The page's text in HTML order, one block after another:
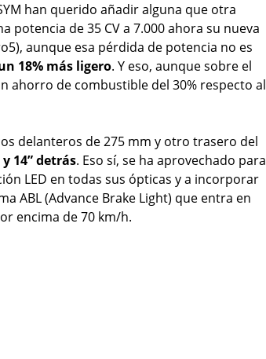
han querido añadir alguna que otra
potencia de 35 CV a 7.000 ahora su nueva
aunque esa pérdida de potencia no es
18% más ligero. Y eso, aunque sobre el
ahorro de combustible del 30% respecto al
delanteros de 275 mm y otro trasero del
14” detrás. Eso sí, se ha aprovechado para
LED en todas sus ópticas y a incorporar
ABL (Advance Brake Light) que entra en
encima de 70 km/h.